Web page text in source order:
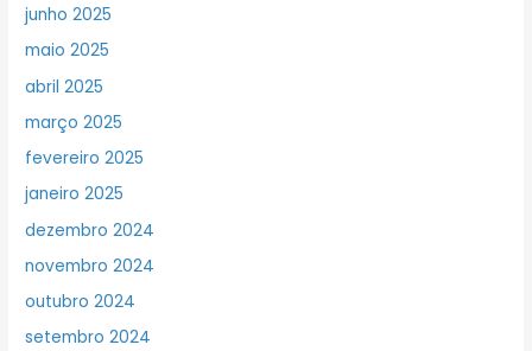
junho 2025
maio 2025
abril 2025
março 2025
fevereiro 2025
janeiro 2025
dezembro 2024
novembro 2024
outubro 2024
setembro 2024